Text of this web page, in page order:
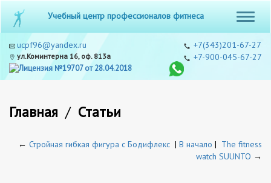
Учебный центр профессионалов фитнеса
ucpf96@yandex.ru
ул.Коминтерна 16, оф. 813а
+7(343)201-67-27
+7-900-045-67-27
Главная / Статьи
← Стройная гибкая фигура с Бодифлекс | В начало | The fitness
watch SUUNTO →